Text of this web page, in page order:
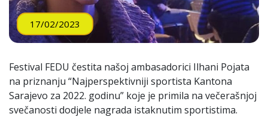
17/02/2023
Festival FEDU čestita našoj ambasadorici Ilhani Pojata
na priznanju “Najperspektivniji sportista Kantona
Sarajevo za 2022. godinu” koje je primila na večerašnjoj
svečanosti dodjele nagrada istaknutim sportistima.